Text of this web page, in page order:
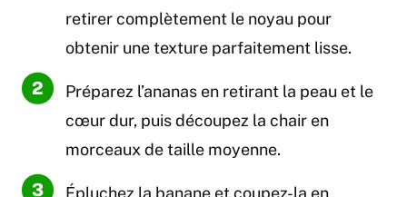
retirer complètement le noyau pour
obtenir une texture parfaitement lisse.
Préparez l’ananas en retirant la peau et le
cœur dur, puis découpez la chair en
morceaux de taille moyenne.
Épluchez la banane et coupez-la en